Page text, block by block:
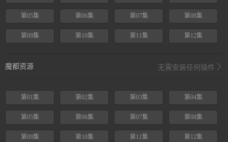
第05集 第06集 第07集 第08集
第09集 第10集 第11集 第12集
魔都资源 无需安装任何插件
第01集 第02集 第03集 第04集
第05集 第06集 第07集 第08集
第09集 第10集 第11集 第12集